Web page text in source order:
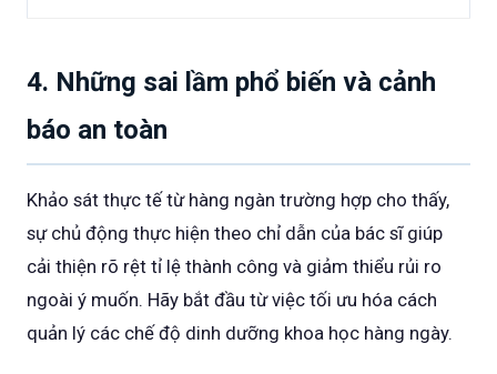
4. Những sai lầm phổ biến và cảnh
báo an toàn
Khảo sát thực tế từ hàng ngàn trường hợp cho thấy,
sự chủ động thực hiện theo chỉ dẫn của bác sĩ giúp
cải thiện rõ rệt tỉ lệ thành công và giảm thiểu rủi ro
ngoài ý muốn. Hãy bắt đầu từ việc tối ưu hóa cách
quản lý các chế độ dinh dưỡng khoa học hàng ngày.